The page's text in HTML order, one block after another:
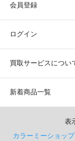
会員登録
ログイン
買取サービスについ
新着商品一覧
表
カラーミーショップ